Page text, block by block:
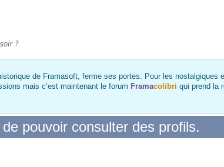
de Framasoft, ferme ses portes. Pour les nostalgiques
mais c’est maintenant le forum Framacolibri qui prend la
pouvoir consulter des profils.